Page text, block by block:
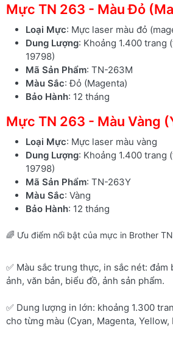
Mực TN 263 - Màu Đỏ
Loại Mực: Mực laser màu đỏ
Dung Lượng: Khoảng 1.400 trang
19798)
Mã Sản Phẩm: TN-263M
Màu Sắc: Đỏ (Magenta)
Bảo Hành: 12 tháng
Mực TN 263 - Màu Vàng
Loại Mực: Mực laser màu vàng
Dung Lượng: Khoảng 1.400 trang
19798)
Mã Sản Phẩm: TN-263Y
Màu Sắc: Vàng
Bảo Hành: 12 tháng
🌈 Ưu điểm nổi bật của mực in Brother
✅ Màu sắc trung thực, in sắc nét: đảm
ảnh, văn bản, biểu đồ, ảnh sản phẩm.
✅ Dung lượng in lớn: khoảng 1.300
cho từng màu (Cyan, Magenta, Yellow,